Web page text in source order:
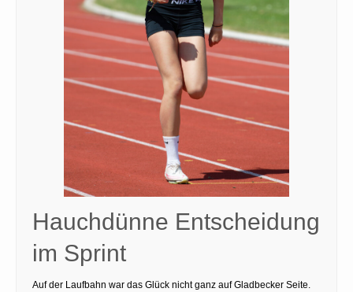
Hauchdünne Entscheidung
im Sprint
Auf der Laufbahn war das Glück nicht ganz auf Gladbecker Seite.